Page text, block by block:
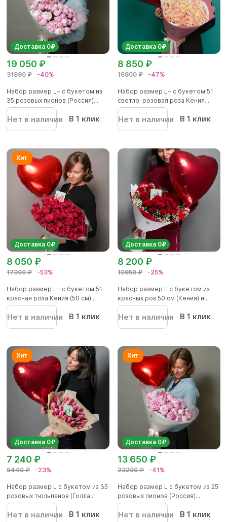
Доставка 0₽
31890 ₽ -40%
19 050 ₽
Набор размер L+ с букетом из
35 розовых пионов (Россия)...
Нет в наличии В 1 клик
Доставка 0₽
16800 ₽ -47%
8 850 ₽
Набор размер L+ с букетом 51
светло-розовая роза Кения...
Нет в наличии В 1 клик
Доставка 0₽
17300 ₽ -53%
8 050 ₽
Набор размер L+ с букетом 51
красная роза Кения (50 см)...
Нет в наличии В 1 клик
Доставка 0₽
10950 ₽ -25%
8 200 ₽
Набор размер L с букетом из
красных роз 50 см (Кения) и...
Нет в наличии В 1 клик
Доставка 0₽
9440 ₽ -23%
7 240 ₽
Набор размер L с букетом из 35
розовых тюльпанов (Голла...
Нет в наличии В 1 клик
Доставка 0₽
23200 ₽ -41%
13 650 ₽
Набор размер L с букетом из 25
розовых пионов (Россия)...
Нет в наличии В 1 клик